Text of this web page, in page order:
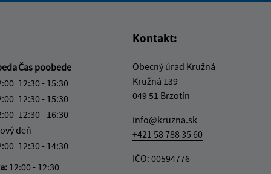
Čas poobede
12:30 - 15:30
12:30 - 15:30
12:30 - 16:30
deň
12:30 - 14:30
12:00 - 12:30
Kontakt:
Obecný úrad Kružná
Kružná 139
049 51 Brzotín
info@kruzna.sk
+421 58 788 35 60
IČO: 00594776